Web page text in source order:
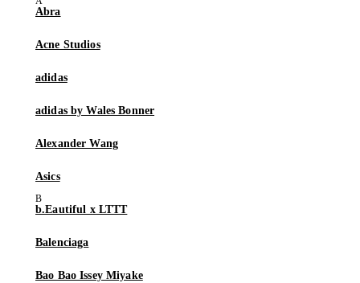
Abra
Acne Studios
adidas
adidas by Wales Bonner
Alexander Wang
Asics
b.Eautiful x LTTT
Balenciaga
Bao Bao Issey Miyake